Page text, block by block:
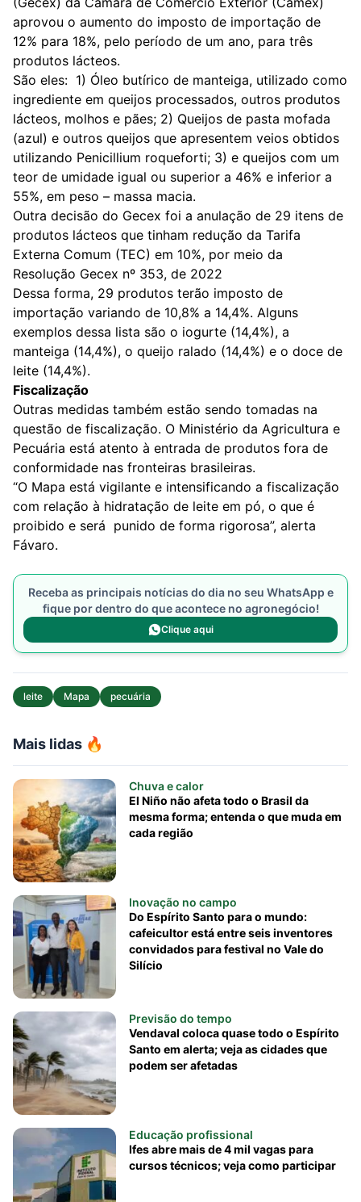
Mais lidas 🔥
Chuva e calor
El Niño não afeta todo o Brasil da
mesma forma; entenda o que muda em
cada região
Inovação no campo
Do Espírito Santo para o mundo:
cafeicultor está entre seis inventores
convidados para festival no Vale do
Silício
Previsão do tempo
Vendaval coloca quase todo o Espírito
Santo em alerta; veja as cidades que
podem ser afetadas
Educação profissional
Ifes abre mais de 4 mil vagas para
cursos técnicos; veja como participar
aprovou o aumento do imposto de importação de
12% para 18%, pelo período de um ano, para três
produtos lácteos.
São eles: 1) Óleo butírico de manteiga, utilizado como
ingrediente em queijos processados, outros produtos
lácteos, molhos e pães; 2) Queijos de pasta mofada
(azul) e outros queijos que apresentem veios obtidos
utilizando Penicillium roqueforti; 3) e queijos com um
teor de umidade igual ou superior a 46% e inferior a
55%, em peso – massa macia.
Outra decisão do Gecex foi a anulação de 29 itens de
produtos lácteos que tinham redução da Tarifa
Externa Comum (TEC) em 10%, por meio da
Resolução Gecex nº 353, de 2022
Dessa forma, 29 produtos terão imposto de
importação variando de 10,8% a 14,4%. Alguns
exemplos dessa lista são o iogurte (14,4%), a
manteiga (14,4%), o queijo ralado (14,4%) e o doce de
leite (14,4%).
Fiscalização
Outras medidas também estão sendo tomadas na
questão de fiscalização. O Ministério da Agricultura e
Pecuária está atento à entrada de produtos fora de
conformidade nas fronteiras brasileiras.
“O Mapa está vigilante e intensificando a fiscalização
com relação à hidratação de leite em pó, o que é
proibido e será punido de forma rigorosa”, alerta
Fávaro.
Receba as principais notícias do dia no seu WhatsApp e
fique por dentro do que acontece no agronegócio!
Clique aqui
leite Mapa pecuária